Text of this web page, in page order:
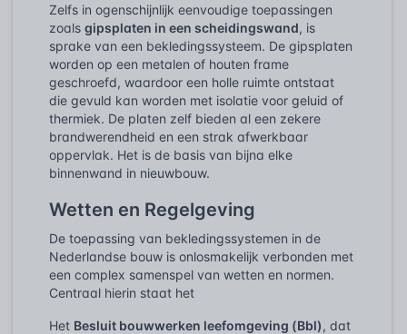
Zelfs in ogenschijnlijk eenvoudige toepassingen
zoals gipsplaten in een scheidingswand, is
sprake van een bekledingssysteem. De gipsplaten
worden op een metalen of houten frame
geschroefd, waardoor een holle ruimte ontstaat
die gevuld kan worden met isolatie voor geluid of
thermiek. De platen zelf bieden al een zekere
brandwerendheid en een strak afwerkbaar
oppervlak. Het is de basis van bijna elke
binnenwand in nieuwbouw.
Wetten en Regelgeving
De toepassing van bekledingssystemen in de
Nederlandse bouw is onlosmakelijk verbonden met
een complex samenspel van wetten en normen.
Centraal hierin staat het
Het Besluit bouwwerken leefomgeving (Bbl), dat